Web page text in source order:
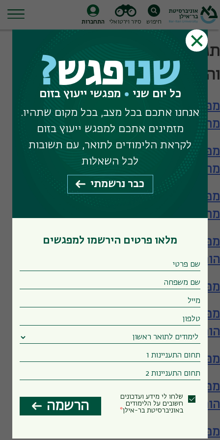
Skip
to
content
חיפוש סיור וירטואלי התחברות
תגית חיפוש:
מדעי הלמידה
וההוראה
מפגש עם הפקולטה לחינוך – תארים
מתקדמים
מפגש עם הפקולטה לחינוך – תארים
מתקדמים
מפגש עם הפקולטה לחינוך – תארים
מתקדמים
מפגש עם ביה"ס להכשרת מורים – תעודת
הוראה
מפגש עם הפקולטה לחינוך
מפגש עם ביה"ס להכשרת מורים – תעודת
הוראה
מפגש עם הפקולטה לחינוך
מפגש עם ביה"ס להכשרת מורים – תעודת
הוראה
מפגש עם הפקולטה לחינוך
שניפגש?
כל יום שני מפגשי ייעוץ בזום
אנחנו אתכם בכל מצב, בכל מקום שתהיו.
מזמינים אתכם למפגש ייעוץ בזום
לקראת הלימודים לתואר, עם תשובות
לכל השאלות
כבר נרשמתי
מלאו פרטים הירשמו למפגשים
שלחו לי מידע ועדכונים
חשובים על הלימודים
באוניברסיטת בר-אילן
הרשמה